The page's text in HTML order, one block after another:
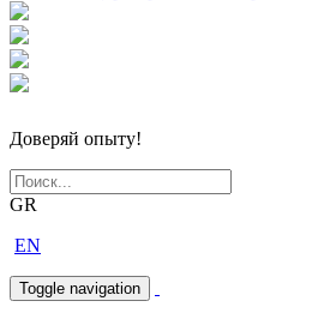
Доверяй опыту!
GR
EN
Toggle navigation